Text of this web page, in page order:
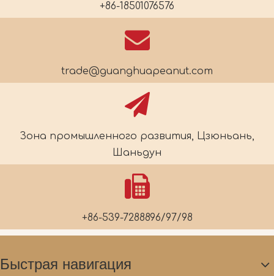
+86-18501076576
trade@guanghuapeanut.com
Зона промышленного развития, Цзюньань,
Шаньдун
+86-539-7288896/97/98
Быстрая навигация